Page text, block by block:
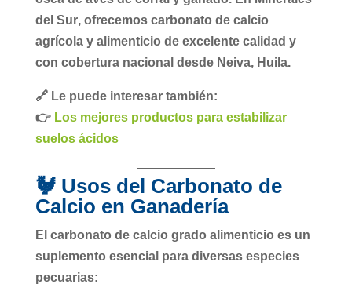
del Sur, ofrecemos carbonato de calcio
agrícola y alimenticio de excelente calidad y
con cobertura nacional desde Neiva, Huila.
🔗 Le puede interesar también:
👉 Los mejores productos para estabilizar
suelos ácidos
🐓 Usos del Carbonato de
Calcio en Ganadería
El carbonato de calcio grado alimenticio es un
suplemento esencial para diversas especies
pecuarias: